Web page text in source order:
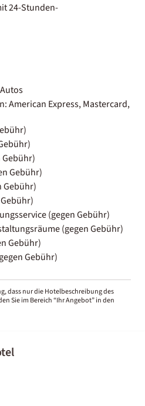
24-Stunden-
American Express, Mastercard,
Gebühr)
Gebühr)
(gegen Gebühr)
(gegen Gebühr)
Gebühr)
Gebühr)
dass nur die Hotelbeschreibung des
Sie im Bereich “Ihr Angebot” in den